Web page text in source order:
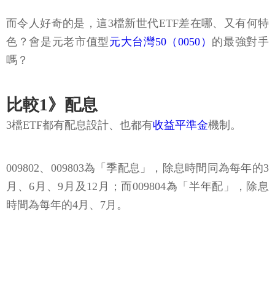
而令人好奇的是，這3檔新世代ETF差在哪、又有何特
色？會是元老市值型 元大台灣50（0050） 的最強對手
嗎？
比較1》配息
3檔ETF都有配息設計、也都有收益平準金機制。
009802、009803為「季配息」，除息時間同為每年的3
月、6月、9月及12月；而009804為「半年配」，除息
時間為每年的4月、7月。